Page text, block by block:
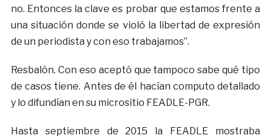
no. Entonces la clave es probar que estamos frente a
una situación donde se violó la libertad de expresión
de un periodista y con eso trabajamos”.
Resbalón. Con eso aceptó que tampoco sabe qué tipo
de casos tiene. Antes de él hacían computo detallado
y lo difundían en su micrositio FEADLE-PGR.
Hasta septiembre de 2015 la FEADLE mostraba